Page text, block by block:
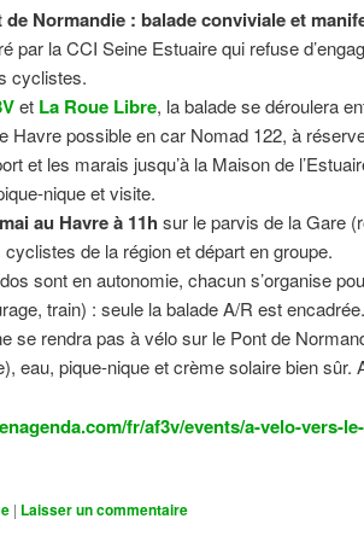
Normandie : balade conviviale et
par la CCI Seine Estuaire qui refuse
cyclistes.
et La Roue Libre, la balade se déroulera
Havre possible en car Nomad 122, à
et les marais jusqu’à la Maison de
nique et visite.
au Havre à 11h sur le parvis de la Gare
de la région et départ en groupe.
sont en autonomie, chacun s’organise
train) : seule la balade A/R est encadrée.
se rendra pas à vélo sur le Pont de
eau, pique-nique et crème solaire bien sûr.
fr/af3v/events/a-velo-vers-
| Laisser un commentaire